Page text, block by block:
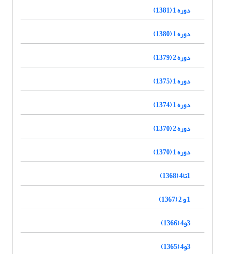
دوره 1 (1381)
دوره 1 (1380)
دوره 2 (1379)
دوره 1 (1375)
دوره 1 (1374)
دوره 2 (1370)
دوره 1 (1370)
1تا4 (1368)
1 و 2 (1367)
3و4 (1366)
3و4 (1365)